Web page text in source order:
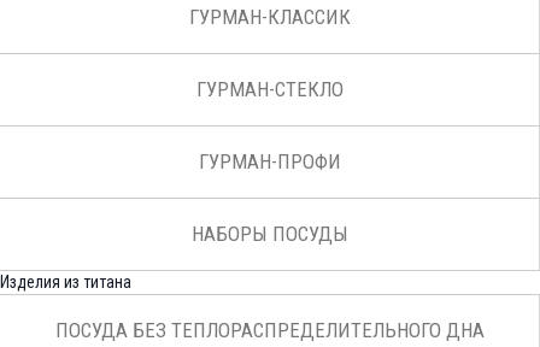
ГУРМАН-КЛАССИК
ГУРМАН-СТЕКЛО
ГУРМАН-ПРОФИ
НАБОРЫ ПОСУДЫ
Изделия из титана
ПОСУДА БЕЗ ТЕПЛОРАСПРЕДЕЛИТЕЛЬНОГО ДНА